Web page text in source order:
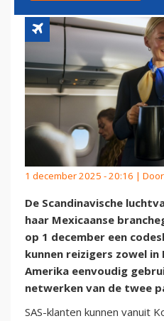
1 december 2025 - 20:16 |
De Scandinavische
haar Mexicaanse
op 1 december een
kunnen reizigers zowel in
Amerika eenvoudig
netwerken van de twee
SAS-klanten kunnen vanuit